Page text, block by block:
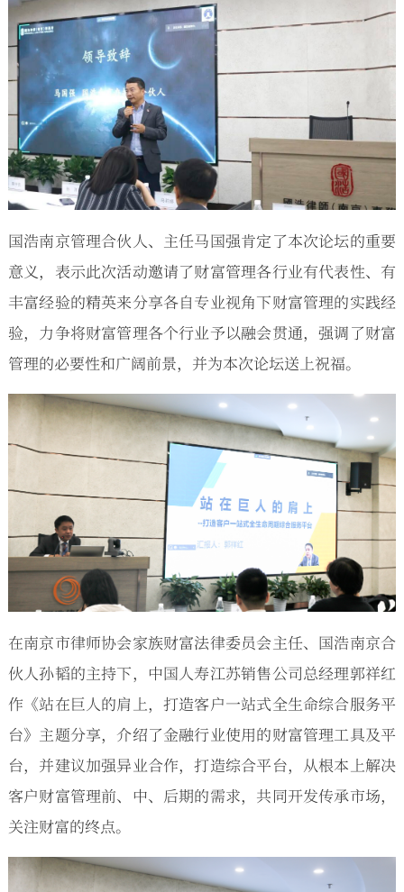
国浩南京管理合伙人、主任马国强肯定了本次论坛的重要
意义，表示此次活动邀请了财富管理各行业有代表性、有
丰富经验的精英来分享各自专业视角下财富管理的实践经
验，力争将财富管理各个行业予以融会贯通，强调了财富
管理的必要性和广阔前景，并为本次论坛送上祝福。
在南京市律师协会家族财富法律委员会主任、国浩南京合
伙人孙韬的主持下，中国人寿江苏销售公司总经理郭祥红
作《站在巨人的肩上，打造客户一站式全生命综合服务平
台》主题分享，介绍了金融行业使用的财富管理工具及平
台，并建议加强异业合作，打造综合平台，从根本上解决
客户财富管理前、中、后期的需求，共同开发传承市场，
关注财富的终点。